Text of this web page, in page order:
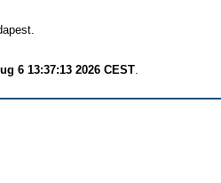
6 13:37:13 2026 CEST.